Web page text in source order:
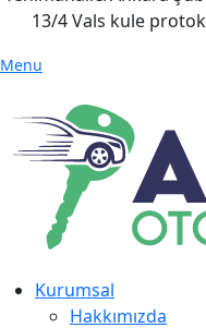
13/4 Vals kule
Menu
Kurumsal
Hakkımızda